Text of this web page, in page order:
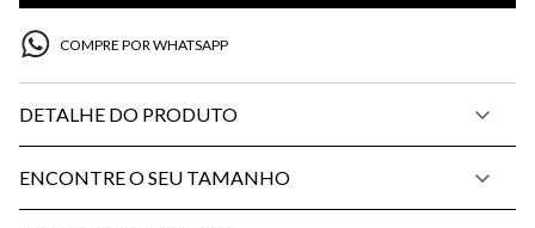
COMPRE POR WHATSAPP
DETALHE DO PRODUTO
ENCONTRE O SEU TAMANHO